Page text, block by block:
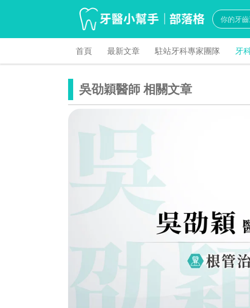
首頁 最新文章 駐站牙科專家團隊 牙
吳劭穎醫師 相關文章